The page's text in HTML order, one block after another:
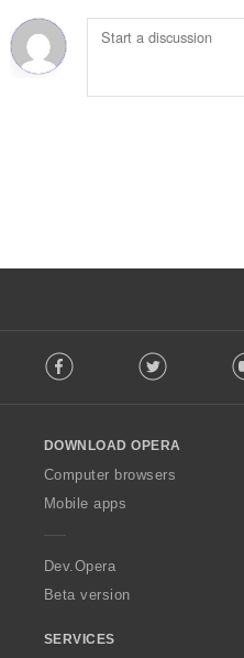
ด
:
ม
ทั้
แ
น
ว
o
w
O
p
a
Facebook Twitter
DOWNLOAD OPERA
Computer browsers
Mobile apps
Dev.Opera
Beta version
SERVICES